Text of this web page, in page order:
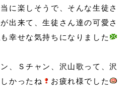
に楽しそうで、そんな生徒さ
出来て、生徒さん達の可愛さ
幸せな気持ちになりました
、Ｓチャン、沢山歌って、沢
かったね
お疲れ様でした